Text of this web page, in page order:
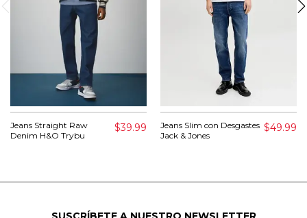
Jeans Straight Raw
Denim H&O Trybu
$39.99
Jeans Slim con Desgastes
Jack & Jones
$49.99